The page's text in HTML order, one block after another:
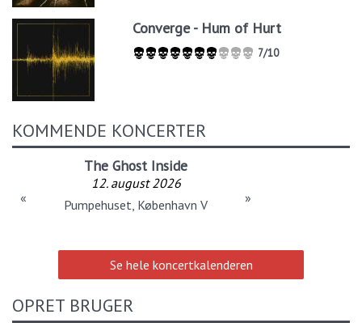
Converge - Hum of Hurt
7/10
KOMMENDE KONCERTER
The Ghost Inside
12. august 2026
Pumpehuset, København V
« »
Se hele koncertkalenderen
OPRET BRUGER